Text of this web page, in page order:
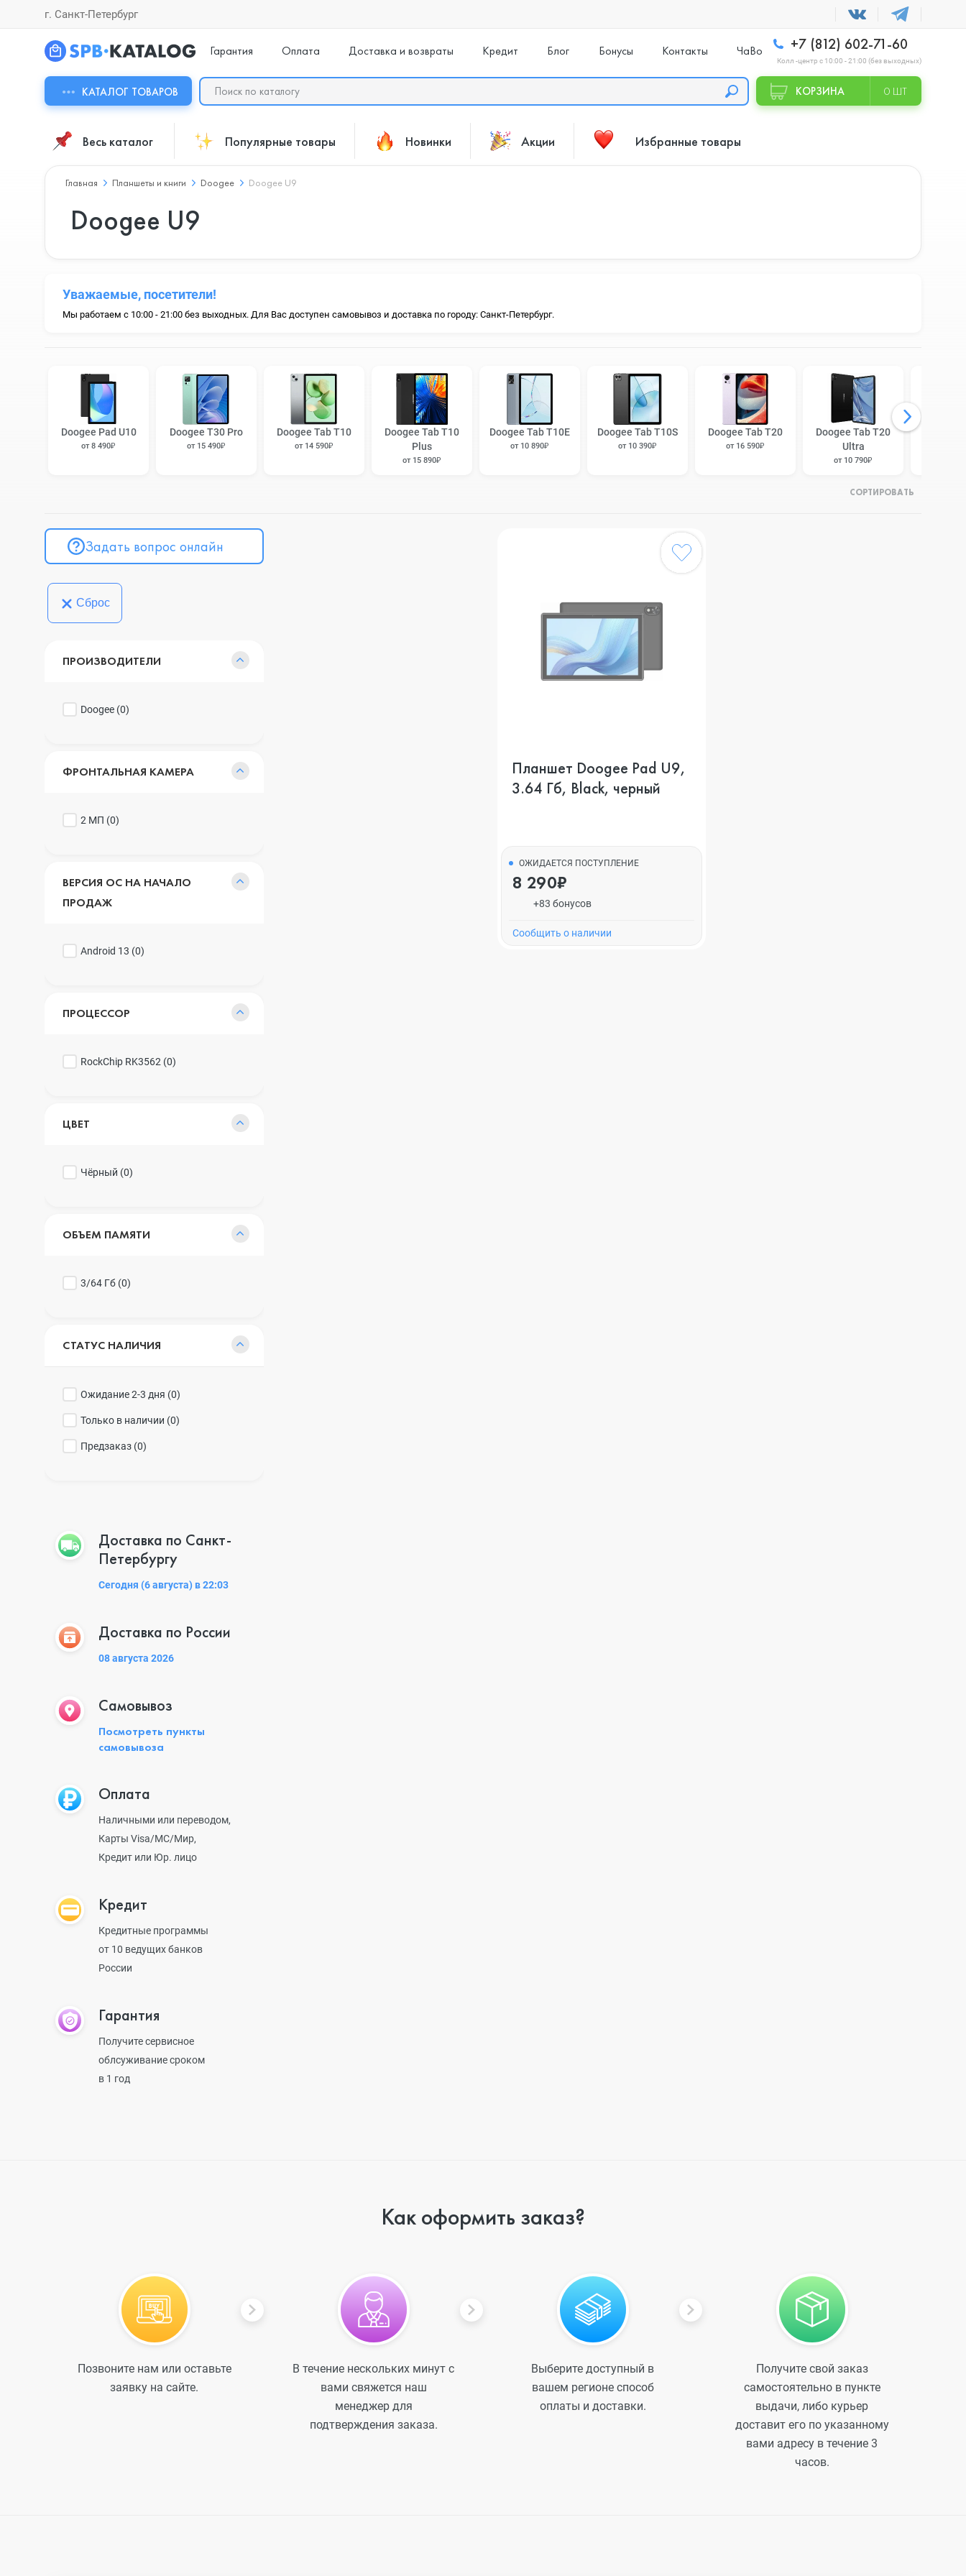
г. Санкт-Петербург
Гарантия Оплата Доставка и возвраты Кредит Блог Бонусы Контакты ЧаВо +7 (812) 602-71-60
Колл -центр с 10:00 - 21:00 (без выходных)
КАТАЛОГ ТОВАРОВ КОРЗИНА 0 ШТ
Весь каталог Популярные товары Новинки Акции Избранные товары
Главная Планшеты и книги Doogee Doogee U9
Doogee U9
Уважаемые, посетители!
Мы работаем с 10:00 - 21:00 без выходных. Для Вас доступен самовывоз и доставка по городу: Санкт-Петербург.
Doogee Pad U10
от 8 490₽
Doogee T30 Pro
от 15 490₽
Doogee Tab T10
от 14 590₽
Doogee Tab T10
Plus
от 15 890₽
Doogee Tab T10E
от 10 890₽
Doogee Tab T10S
от 10 390₽
Doogee Tab T20
от 16 590₽
Doogee Tab T20
Ultra
от 10 790₽
СОРТИРОВАТЬ
Задать вопрос онлайн
Сброс
ПРОИЗВОДИТЕЛИ
Doogee (0)
ФРОНТАЛЬНАЯ КАМЕРА
2 МП (0)
ВЕРСИЯ ОС НА НАЧАЛО
ПРОДАЖ
Android 13 (0)
ПРОЦЕССОР
RockChip RK3562 (0)
ЦВЕТ
Чёрный (0)
ОБЪЕМ ПАМЯТИ
3/64 Гб (0)
СТАТУС НАЛИЧИЯ
Ожидание 2-3 дня (0)
Только в наличии (0)
Предзаказ (0)
Доставка по Санкт-
Петербургу
Сегодня (6 августа) в 22:03
Доставка по России
08 августа 2026
Самовывоз
Посмотреть пункты
самовывоза
Оплата
Наличными или переводом,
Карты Visa/MC/Мир,
Кредит или Юр. лицо
Кредит
Кредитные программы
от 10 ведущих банков
России
Гарантия
Получите сервисное
облсуживание сроком
в 1 год
Планшет Doogee Pad U9,
3.64 Гб, Black, черный
ОЖИДАЕТСЯ ПОСТУПЛЕНИЕ
8 290₽
+83 бонусов
Cообщить о наличии
Как оформить заказ?
Позвоните нам или оставьте
заявку на сайте.
В течение нескольких минут с
вами свяжется наш
менеджер для
подтверждения заказа.
Выберите доступный в
вашем регионе способ
оплаты и доставки.
Получите свой заказ
самостоятельно в пункте
выдачи, либо курьер
доставит его по указанному
вами адресу в течение 3
часов.